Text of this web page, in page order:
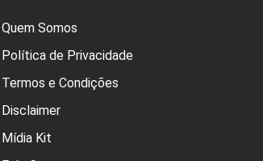
Quem Somos
Política de Privacidade
Termos e Condições
Disclaimer
Mídia Kit